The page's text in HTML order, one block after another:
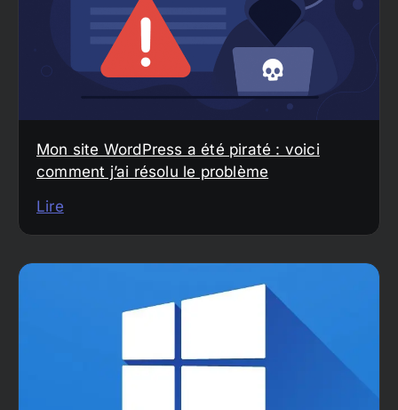
Mon site WordPress a été piraté : voici
comment j’ai résolu le problème
Lire